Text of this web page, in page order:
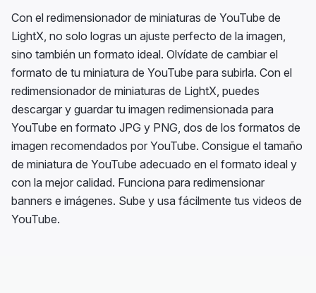
Con el redimensionador de miniaturas de YouTube de
LightX, no solo logras un ajuste perfecto de la imagen,
sino también un formato ideal. Olvídate de cambiar el
formato de tu miniatura de YouTube para subirla. Con el
redimensionador de miniaturas de LightX, puedes
descargar y guardar tu imagen redimensionada para
YouTube en formato JPG y PNG, dos de los formatos de
imagen recomendados por YouTube. Consigue el tamaño
de miniatura de YouTube adecuado en el formato ideal y
con la mejor calidad. Funciona para redimensionar
banners e imágenes. Sube y usa fácilmente tus videos de
YouTube.